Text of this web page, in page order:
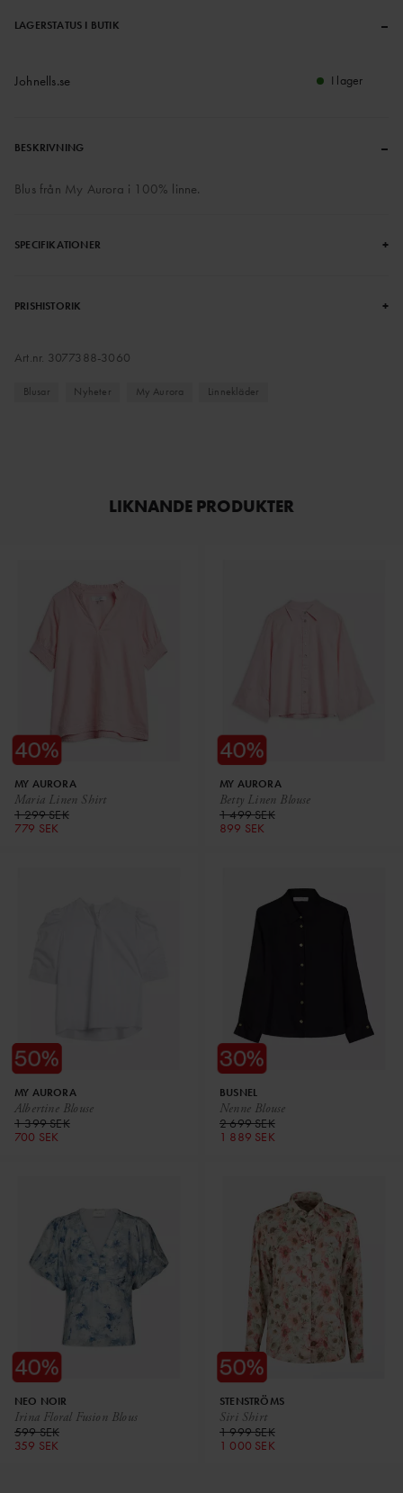
LAGERSTATUS I BUTIK –
Johnells.se I lager
BESKRIVNING –
Blus från My Aurora i 100% linne.
SPECIFIKATIONER +
PRISHISTORIK +
Art.nr. 3077388-3060
Blusar Nyheter My Aurora Linnekläder
LIKNANDE PRODUKTER
Maria Linen Shirt
MY AURORA
1 299 SEK
779 SEK
Betty Linen Blouse
MY AURORA
1 499 SEK
899 SEK
Albertine Blouse
MY AURORA
1 399 SEK
700 SEK
Nenne Blouse
BUSNEL
2 699 SEK
1 889 SEK
Irina Floral Fusion Blous
NEO NOIR
599 SEK
359 SEK
Siri Shirt
STENSTRÖMS
1 999 SEK
1 000 SEK